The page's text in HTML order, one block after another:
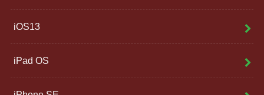
iOS13
iPad OS